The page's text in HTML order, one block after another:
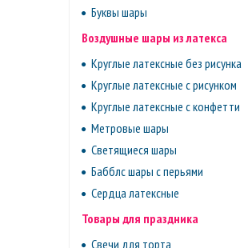
Буквы шары
Воздушные шары из латекса
Круглые латексные без рисунка
Круглые латексные с рисунком
Круглые латексные с конфетти
Метровые шары
Светящиеся шары
Бабблс шары с перьями
Сердца латексные
Товары для праздника
Свечи для торта